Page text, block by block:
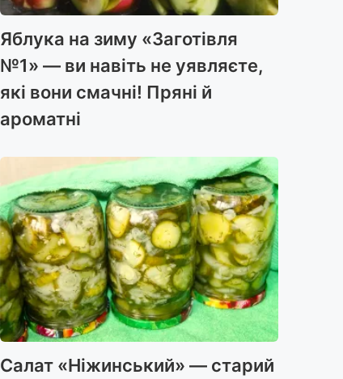
Яблука на зиму «Заготівля
№1» — ви навіть не уявляєте,
які вони смачні! Пряні й
ароматні
Салат «Ніжинський» — старий